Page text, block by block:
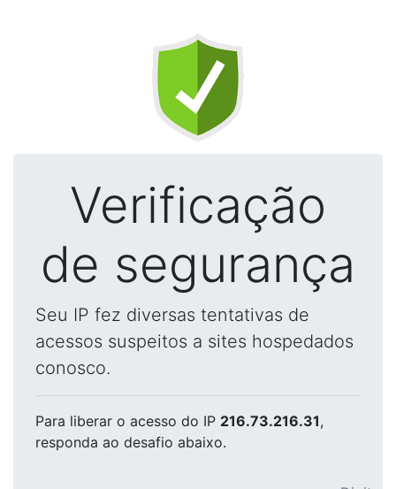
Verificação
de segurança
Seu IP fez diversas tentativas de
acessos suspeitos a sites hospedados
conosco.
Para liberar o acesso do IP 216.73.216.31,
responda ao desafio abaixo.